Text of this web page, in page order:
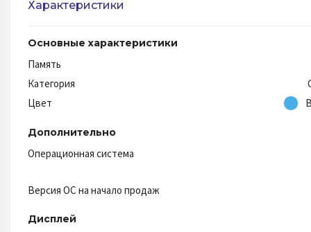
Характеристики
Основные характеристики
Память
Категория
Цвет
Дополнительно
Операционная система
Версия ОС на начало продаж
Дисплей